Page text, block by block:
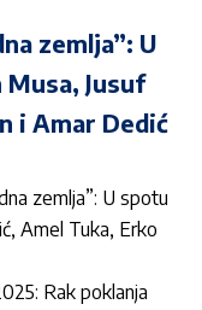
zemlja”: U
Jusuf
i Amar Dedić
zemlja”: U spotu
Amel Tuka, Erko
Rak poklanja